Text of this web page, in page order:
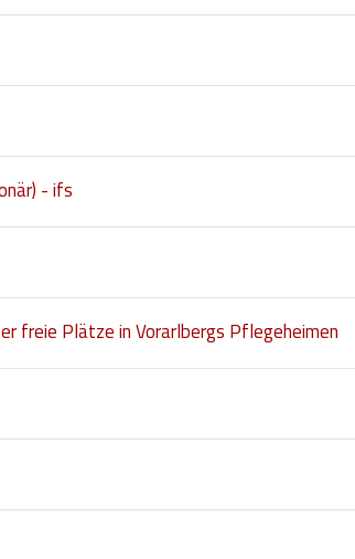
- ifs
freie Plätze in Vorarlbergs Pflegeheimen